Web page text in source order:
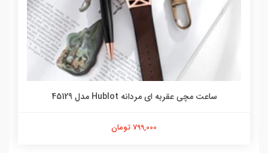
ساعت مچی عقربه ای مردانه Hublot مدل 45129
799,000 تومان